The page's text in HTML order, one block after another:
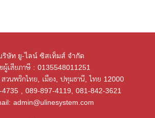
ริษัท ยู-ไลน์ ซิสเท็มส์ จำกัด
ผู้เสียภาษี : 0135548011251
วนพริกไทย, เมือง, ปทุมธานี, ไทย 12000
4735 , 089-897-4119, 081-842-3621
admin@ulinesystem.com